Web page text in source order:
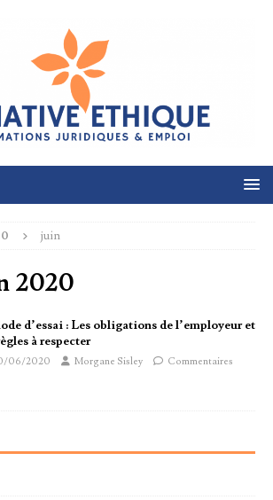
juin
2020
d’essai : Les obligations de l’employeur et
à respecter
06/2020 Morgane Sisley
Commentaires